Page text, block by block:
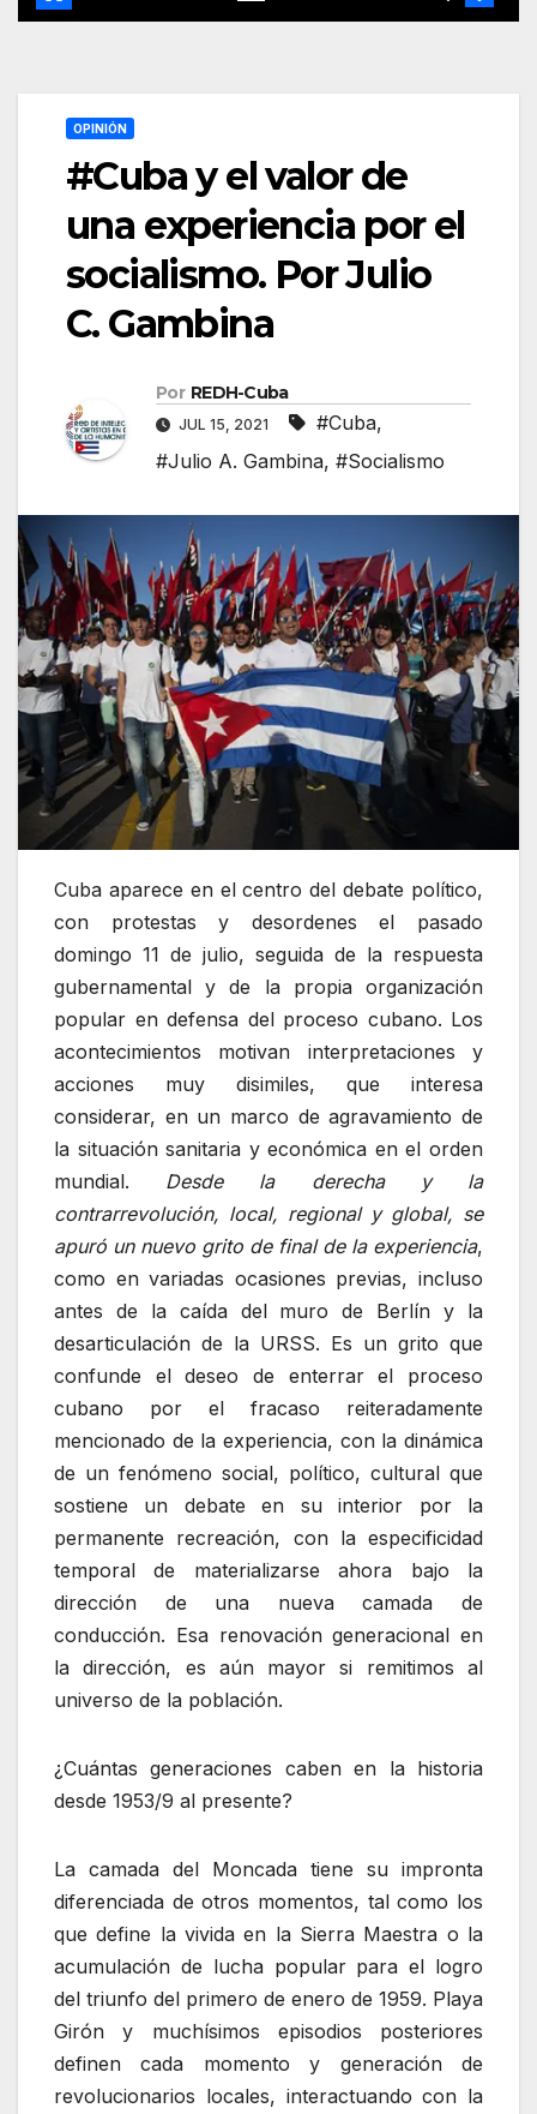
OPINIÓN
#Cuba y el valor de
una experiencia por el
socialismo. Por Julio
C. Gambina
Por REDH-Cuba
JUL 15, 2021 #Cuba,
#Julio A. Gambina, #Socialismo
Cuba aparece en el centro del debate político,
con protestas y desordenes el pasado
domingo 11 de julio, seguida de la respuesta
gubernamental y de la propia organización
popular en defensa del proceso cubano. Los
acontecimientos motivan interpretaciones y
acciones muy disimiles, que interesa
considerar, en un marco de agravamiento de
la situación sanitaria y económica en el orden
mundial. Desde la derecha y la
contrarrevolución, local, regional y global, se
apuró un nuevo grito de final de la experiencia,
como en variadas ocasiones previas, incluso
antes de la caída del muro de Berlín y la
desarticulación de la URSS. Es un grito que
confunde el deseo de enterrar el proceso
cubano por el fracaso reiteradamente
mencionado de la experiencia, con la dinámica
de un fenómeno social, político, cultural que
sostiene un debate en su interior por la
permanente recreación, con la especificidad
temporal de materializarse ahora bajo la
dirección de una nueva camada de
conducción. Esa renovación generacional en
la dirección, es aún mayor si remitimos al
universo de la población.
¿Cuántas generaciones caben en la historia
desde 1953/9 al presente?
La camada del Moncada tiene su impronta
diferenciada de otros momentos, tal como los
que define la vivida en la Sierra Maestra o la
acumulación de lucha popular para el logro
del triunfo del primero de enero de 1959. Playa
Girón y muchísimos episodios posteriores
definen cada momento y generación de
revolucionarios locales, interactuando con la